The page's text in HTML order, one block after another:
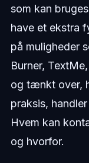
som kan
have et ekstra
på muligheder
Burner,
og tænkt over,
praksis,
Hvem kan
og hvorfor.